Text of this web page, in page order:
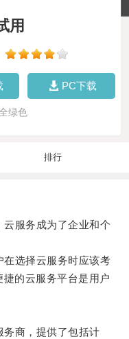
用
PC下载
绿色
排行
服务成为了企业和个
选择云服务时应该考
的云服务平台是用户
商，提供了包括计